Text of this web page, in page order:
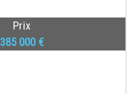
Prix
385 000 €